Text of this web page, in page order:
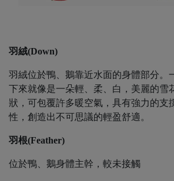
羽絨(Down)
羽絨位於鴨、鵝靠近水面的身體部分。
下來就像是一朵輕、柔、白，美麗的雪
狀，可包覆許多暖空氣，具有強力的支
性，創造出不可思議的輕盈舒適。
羽根(Feather)
位於鴨、鵝身體主幹，較未接觸